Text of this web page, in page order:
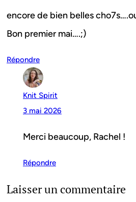
encore de bien belles
Bon premier mai….;)
Répondre
Knit Spirit
3 mai 2026
Merci beaucoup, Rachel !
Répondre
Laisser un commentaire